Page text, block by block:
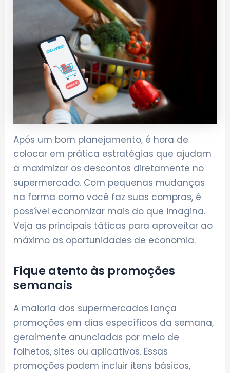
Após um bom planejamento, é hora de
colocar em prática estratégias que ajudam
a maximizar os descontos diretamente no
supermercado. Com pequenas mudanças
na forma como você faz suas compras, é
possível economizar mais do que imagina.
Veja as principais táticas para aproveitar ao
máximo as oportunidades de economia.
Fique atento às promoções
semanais
A maioria dos supermercados lança
promoções em dias específicos da semana,
geralmente anunciadas por meio de
folhetos, sites ou aplicativos. Essas
promoções podem incluir itens básicos,